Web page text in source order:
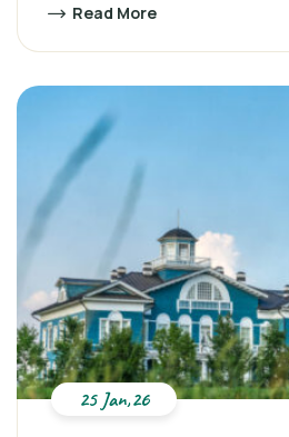
Read More
25 Jan,26